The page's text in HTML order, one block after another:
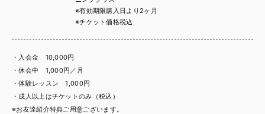
※有効期限購入日より2ヶ月
※チケット価格税込
・入会金 10,000円
・休会中 1,000円／月
・体験レッスン 1,000円
・成人以上はチケットのみ（税込）
※お友達紹介特典ご用意ございます。